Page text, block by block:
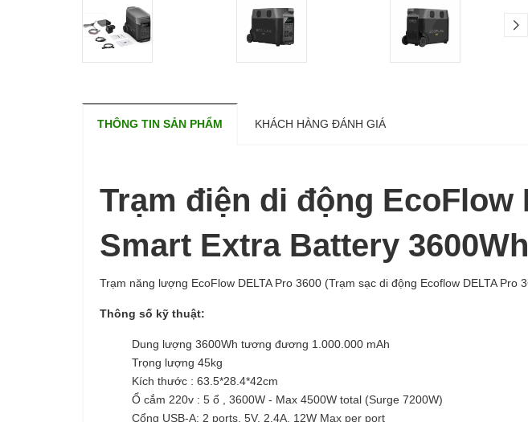
THÔNG TIN SẢN PHẨM KHÁCH HÀNG ĐÁNH GIÁ
Trạm điện di động EcoFlow
Smart Extra Battery 3600Wh
Trạm năng lượng EcoFlow DELTA Pro 3600 (Trạm sạc di động Ecoflow DELTA
Thông số kỹ thuật:
Dung lượng 3600Wh tương đương 1.000.000 mAh
Trọng lượng 45kg
Kích thước : 63.5*28.4*42cm
Ổ cắm 220v : 5 ổ , 3600W - Max 4500W total (Surge 7200W)
Cổng USB-A: 2 ports, 5V, 2.4A, 12W Max per port